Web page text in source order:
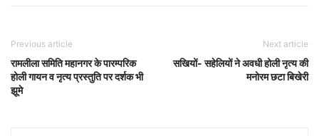
Previous article
रामलीला समिति महानगर के पारम्परिक
होली गायन व नृत्य प्रस्तुति पर दर्शक भी
झूमे
Next article
सखियों- सहेलियों ने अवधी होली नृत्य की
मनोरम छटा बिखेरी